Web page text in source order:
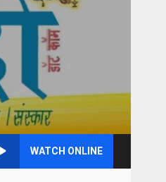
WATCH ONLINE